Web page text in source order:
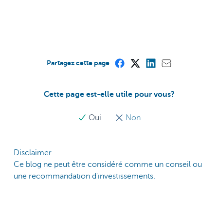
Cette page est-elle utile pour vous?
Oui Non
Partagez cette page
Disclaimer
Ce blog ne peut être considéré comme un conseil ou
une recommandation d'investissements.